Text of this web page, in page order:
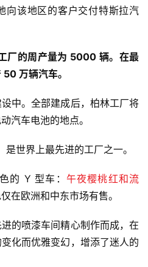
向该地区的客户交付特斯拉汽
厂的周产量为 5000 辆。在最
万辆汽车。
中。全部建成后，柏林工厂将
汽车电池的地点。
世界上最先进的工厂之一。
的 Y 型车： 午夜樱桃红和流
在欧洲和中东市场有售。
的喷漆车间精心制作而成，在
化而优雅变幻，增添了迷人的